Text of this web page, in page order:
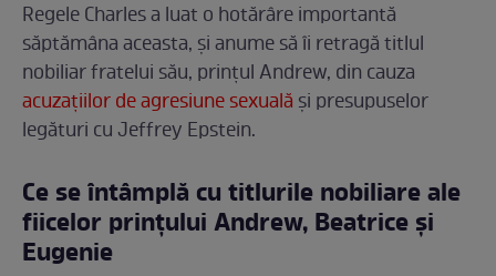
Regele Charles a luat o hotărâre importantă
săptămâna aceasta, și anume să îi retragă titlul
nobiliar fratelui său, prințul Andrew, din cauza
acuzațiilor de agresiune sexuală și presupuselor
legături cu Jeffrey Epstein.
Ce se întâmplă cu titlurile nobiliare ale
fiicelor prințului Andrew, Beatrice și
Eugenie